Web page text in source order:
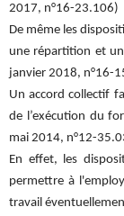
2017, n°16-23.106)
De même les
une répartition et
janvier 2018, n°16-
Un accord collectif
de l’exécution du
mai 2014, n°12-
En effet, les
permettre à
travail